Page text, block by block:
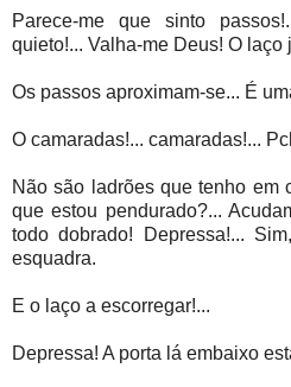
Parece-me que sinto
quieto!... Valha-me Deus! O laço
Os passos aproximam-se... É
O camaradas!... camaradas!...
Não são ladrões que tenho em
que estou pendurado?...
todo dobrado! Depressa!...
esquadra.
E o laço a escorregar!...
Depressa! A porta lá embaixo